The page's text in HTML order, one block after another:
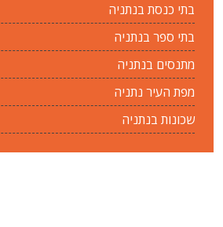
בתי כנסת בנתניה
בתי ספר בנתניה
מתנסים בנתניה
מפת העיר נתניה
שכונות בנתניה